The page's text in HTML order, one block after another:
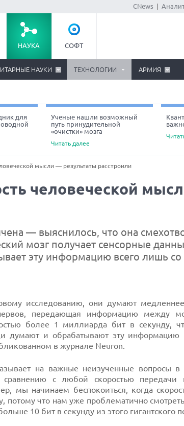
CNews
НАУКА СОФТ
НАУКИ ТЕХНОЛОГИИ АРМИЯ
для
Ученые нашли возможный
путь принудительной
«очистки» мозга
Читать далее
мысли — результаты расстроили
человеческой
— выяснилось, что она
мозг получает сенсорные
эту информацию всего лишь со
исследованию, они думают
передающая информацию между
более 1 миллиарда бит в секунду,
думают и обрабатывают эту информацию
в журнале Neuron.
на важные неизученные вопросы в
с любой скоростью
мы начинаем беспокоиться, когда
потому что нам уже проблематично
10 бит в секунду из этого гигантского